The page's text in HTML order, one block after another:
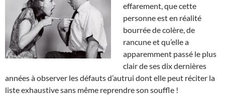
effarement, que cette
personne est en réalité
bourrée de colère, de
rancune et qu’elle a
apparemment passé le plus
clair de ses dix dernières
années à observer les défauts d’autrui dont elle peut réciter la
liste exhaustive sans même reprendre son souffle !